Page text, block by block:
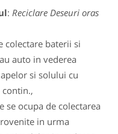
: Reciclare Deseuri oras
colectare baterii si
auto in vederea
si solului cu
contin.,
se ocupa de colectarea
in urma